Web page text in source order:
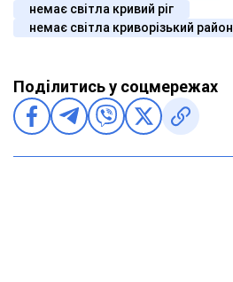
немає світла кривий ріг
немає світла криворізький район
Поділитись у соцмережах